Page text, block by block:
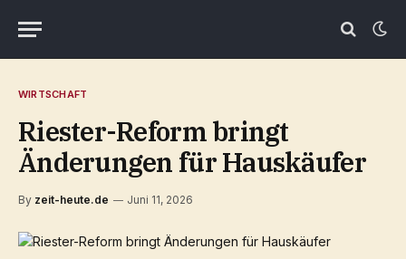
WIRTSCHAFT
Riester-Reform bringt
Änderungen für Hauskäufer
By zeit-heute.de Juni 11, 2026